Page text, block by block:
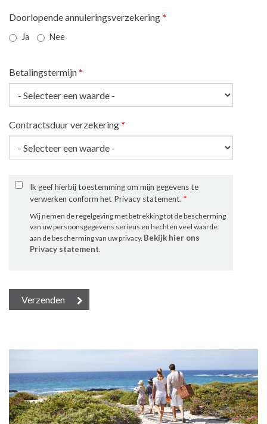
Doorlopende annuleringsverzekering *
Ja Nee
Betalingstermijn *
Contractsduur verzekering *
Ik geef hierbij toestemming om mijn gegevens te
verwerken conform het Privacy statement.*
Wij nemen de regelgeving met betrekking tot de bescherming
van uw persoonsgegevens serieus en hechten veel waarde
aan de bescherming van uw privacy. Bekijk hier ons
Privacy statement.